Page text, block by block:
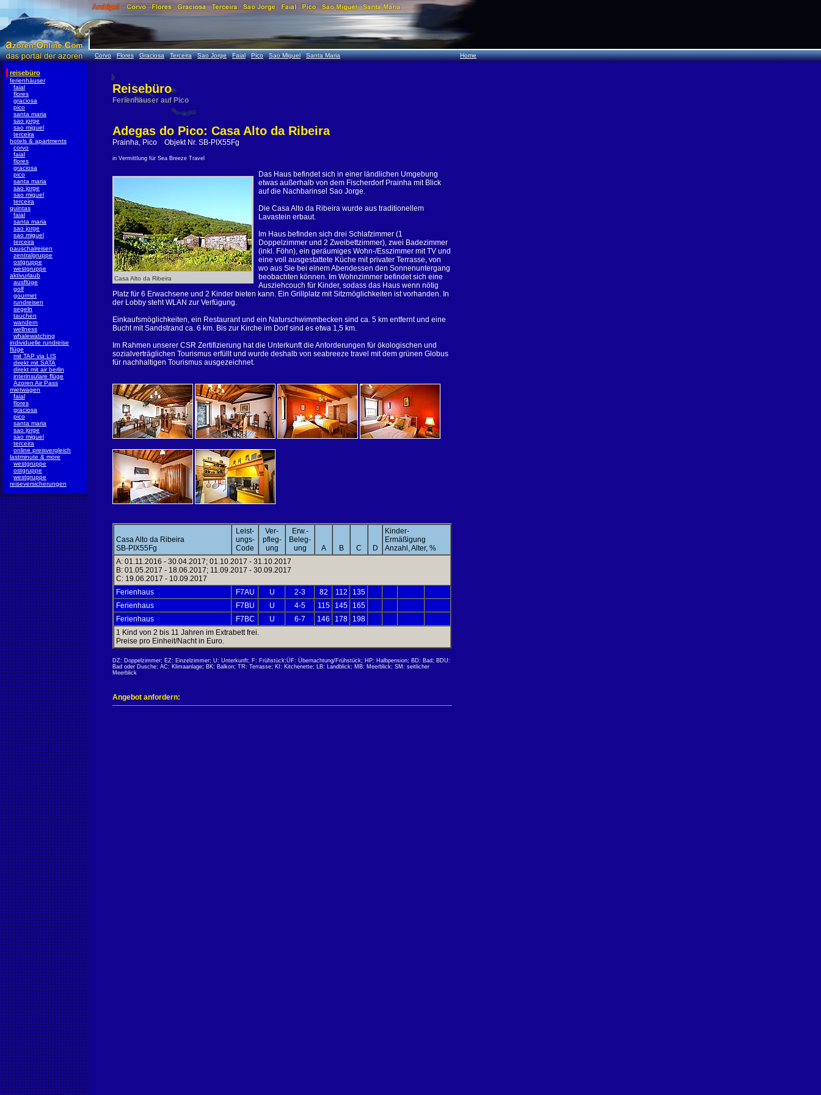
Corvo Flores Graciosa Terceira Sao Jorge Faial Pico Sao Miguel Santa Maria Home
reisebüro
ferienhäuser
faial
flores
graciosa
pico
santa maria
sao jorge
sao miguel
terceira
hotels & apartments
corvo
faial
flores
graciosa
pico
santa maria
sao jorge
sao miguel
terceira
quintas
faial
santa maria
sao jorge
sao miguel
terceira
pauschalreisen
zentralgruppe
ostgruppe
westgruppe
aktivurlaub
ausflüge
golf
gourmet
rundreisen
segeln
tauchen
wandern
wellness
whalewatching
individuelle rundreise
flüge
mit TAP via LIS
direkt mit SATA
direkt mit air berlin
interinsulare flüge
Azoren Air Pass
mietwagen
faial
flores
graciosa
pico
santa maria
sao jorge
sao miguel
terceira
online preisvergleich
lastminute & more
westgruppe
ostgruppe
westgruppe
reiseversicherungen
Reisebüro
Ferienhäuser auf Pico
Adegas do Pico: Casa Alto da Ribeira
Prainha, Pico Objekt Nr. SB-PIX55Fg
in Vermittlung für Sea Breeze Travel
Casa Alto da Ribeira
Das Haus befindet sich in einer ländlichen Umgebung
etwas außerhalb von dem Fischerdorf Prainha mit Blick
auf die Nachbarinsel Sao Jorge.
Die Casa Alto da Ribeira wurde aus traditionellem
Lavastein erbaut.
Im Haus befinden sich drei Schlafzimmer (1
Doppelzimmer und 2 Zweibettzimmer), zwei Badezimmer
(inkl. Föhn), ein geräumiges Wohn-/Esszimmer mit TV und
eine voll ausgestattete Küche mit privater Terrasse, von
wo aus Sie bei einem Abendessen den Sonnenuntergang
beobachten können. Im Wohnzimmer befindet sich eine
Ausziehcouch für Kinder, sodass das Haus wenn nötig
Platz für 6 Erwachsene und 2 Kinder bieten kann. Ein Grillplatz mit Sitzmöglichkeiten ist vorhanden. In
der Lobby steht WLAN zur Verfügung.
Einkaufsmöglichkeiten, ein Restaurant und ein Naturschwimmbecken sind ca. 5 km entfernt und eine
Bucht mit Sandstrand ca. 6 km. Bis zur Kirche im Dorf sind es etwa 1,5 km.
Im Rahmen unserer CSR Zertifizierung hat die Unterkunft die Anforderungen für ökologischen und
sozialverträglichen Tourismus erfüllt und wurde deshalb von seabreeze travel mit dem grünen Globus
für nachhaltigen Tourismus ausgezeichnet.
Casa Alto da Ribeira
SB-PIX55Fg
Leist-
ungs-
Code
Ver-
pfleg-
ung
Erw.-
Beleg-
ung
A B C D
Kinder-
Ermäßigung
Anzahl, Alter, %
A: 01.11.2016 - 30.04.2017; 01.10.2017 - 31.10.2017
B: 01.05.2017 - 18.06.2017; 11.09.2017 - 30.09.2017
C: 19.06.2017 - 10.09.2017
Ferienhaus
F7AU U 2-3 82 112
135
Ferienhaus
F7BU U 4-5 115 145
165
Ferienhaus
F7BC U 6-7 146 178
198
1 Kind von 2 bis 11 Jahren im Extrabett frei.
Preise pro Einheit/Nacht in Euro.
DZ: Doppelzimmer; EZ: Einzelzimmer; U: Unterkunft; F: Frühstück;ÜF: Übernachtung/Frühstück; HP: Halbpension; BD: Bad; BDU:
Bad oder Dusche; AC: Klimaanlage; BK: Balkon; TR: Terrasse; KI: Kitchenette; LB: Landblick; MB: Meerblick; SM: seitlicher
Meerblick
Angebot anfordern: